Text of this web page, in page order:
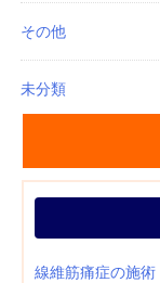
その他
未分類
線維筋痛症の施術